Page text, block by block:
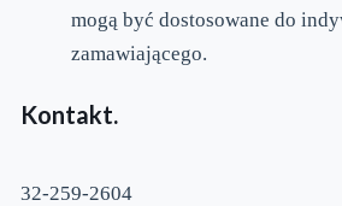
mogą być dostosowane do
zamawiającego.
Kontakt.
32-259-2604